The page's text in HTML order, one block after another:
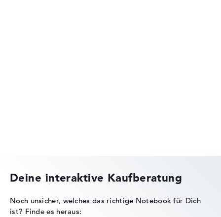
Schlank mit 1,84 cm Höhe
Deine interaktive Kaufberatung
Noch unsicher, welches das richtige Notebook für Dich
ist? Finde es heraus: